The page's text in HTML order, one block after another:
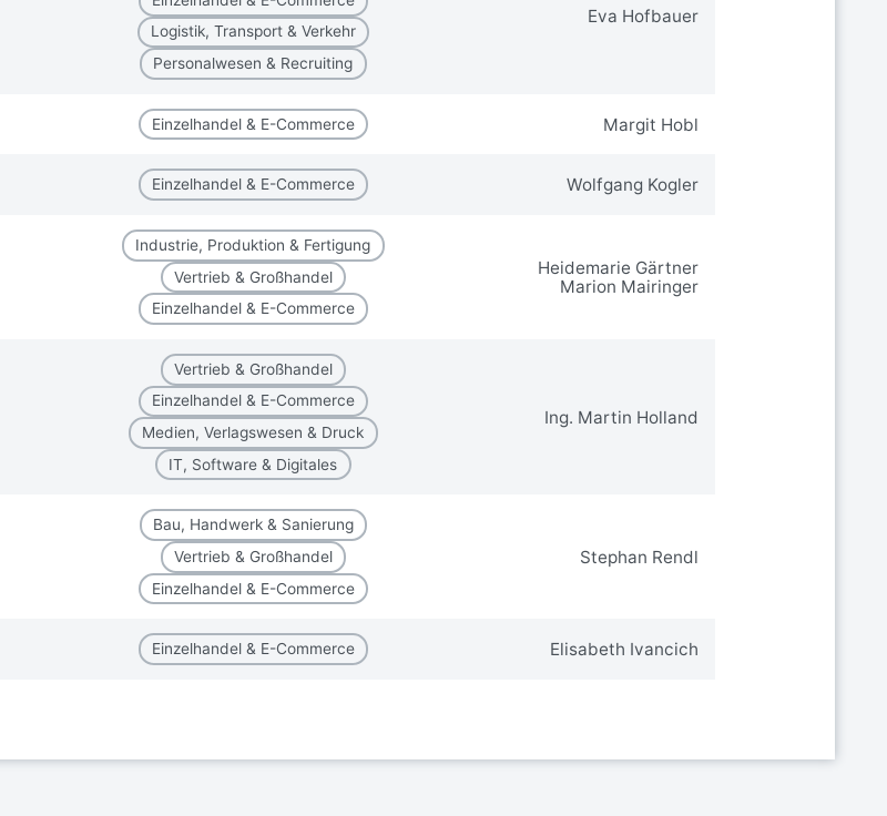
Logistik, Transport & Verkehr
Personalwesen & Recruiting
Eva Hofbauer
Einzelhandel & E-Commerce Margit Hobl
Einzelhandel & E-Commerce Wolfgang Kogler
Industrie, Produktion & Fertigung
Vertrieb & Großhandel
Einzelhandel & E-Commerce
Heidemarie Gärtner
Marion Mairinger
Vertrieb & Großhandel
Einzelhandel & E-Commerce
Medien, Verlagswesen & Druck
IT, Software & Digitales
Ing. Martin Holland
Bau, Handwerk & Sanierung
Vertrieb & Großhandel
Einzelhandel & E-Commerce
Stephan Rendl
Einzelhandel & E-Commerce Elisabeth Ivancich